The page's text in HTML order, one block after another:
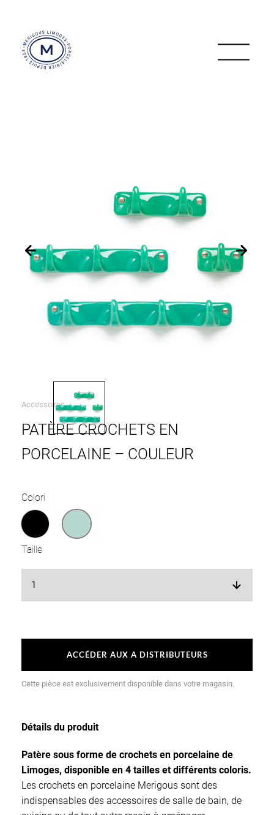
Accessoires
PATÈRE CROCHETS EN
PORCELAINE – COULEUR
ACCÉDER AUX A DISTRIBUTEURS
Cette pièce est exclusivement disponible dans votre magasin.
Colori
Noir BrillantVert d'eau
Taille
Détails du produit
Patère sous forme de crochets en porcelaine de
Limoges, disponible en 4 tailles et différents coloris.
Les crochets en porcelaine Merigous sont des
indispensables des accessoires de salle de bain, de